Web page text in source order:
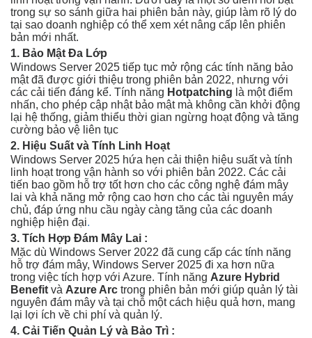
trong sự so sánh giữa hai phiên bản này, giúp làm rõ lý do
tại sao doanh nghiệp có thể xem xét nâng cấp lên phiên
bản mới nhất.
1. Bảo Mật Đa Lớp
Windows Server 2025 tiếp tục mở rộng các tính năng bảo
mật đã được giới thiệu trong phiên bản 2022, nhưng với
các cải tiến đáng kể. Tính năng Hotpatching là một điểm
nhấn, cho phép cập nhật bảo mật mà không cần khởi động
lại hệ thống, giảm thiểu thời gian ngừng hoạt động và tăng
cường bảo vệ liên tục
2. Hiệu Suất và Tính Linh Hoạt
Windows Server 2025 hứa hẹn cải thiện hiệu suất và tính
linh hoạt trong vận hành so với phiên bản 2022. Các cải
tiến bao gồm hỗ trợ tốt hơn cho các công nghệ đám mây
lai và khả năng mở rộng cao hơn cho các tài nguyên máy
chủ, đáp ứng nhu cầu ngày càng tăng của các doanh
nghiệp hiện đại.
3. Tích Hợp Đám Mây Lai :
Mặc dù Windows Server 2022 đã cung cấp các tính năng
hỗ trợ đám mây, Windows Server 2025 đi xa hơn nữa
trong việc tích hợp với Azure. Tính năng Azure Hybrid
Benefit và Azure Arc trong phiên bản mới giúp quản lý tài
nguyên đám mây và tại chỗ một cách hiệu quả hơn, mang
lại lợi ích về chi phí và quản lý.
4. Cải Tiến Quản Lý và Bảo Trì :